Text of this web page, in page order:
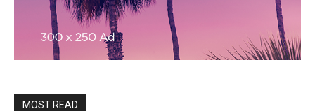
MOST READ